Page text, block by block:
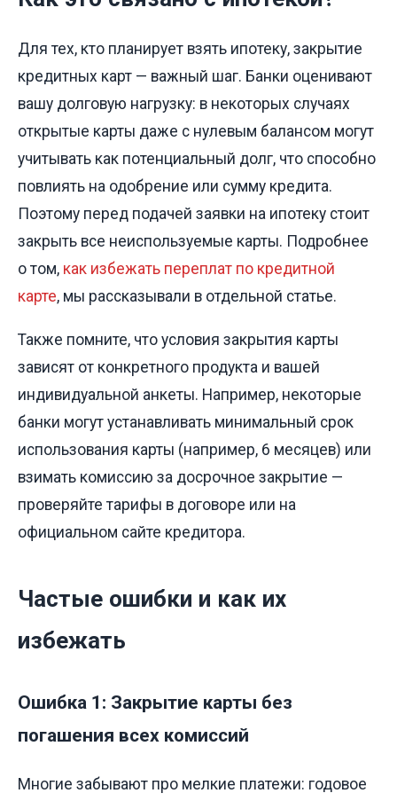
Для тех, кто планирует взять ипотеку, закрытие
кредитных карт — важный шаг. Банки оценивают
вашу долговую нагрузку: в некоторых случаях
открытые карты даже с нулевым балансом могут
учитывать как потенциальный долг, что способно
повлиять на одобрение или сумму кредита.
Поэтому перед подачей заявки на ипотеку стоит
закрыть все неиспользуемые карты. Подробнее
о том, как избежать переплат по кредитной
карте, мы рассказывали в отдельной статье.
Также помните, что условия закрытия карты
зависят от конкретного продукта и вашей
индивидуальной анкеты. Например, некоторые
банки могут устанавливать минимальный срок
использования карты (например, 6 месяцев) или
взимать комиссию за досрочное закрытие —
проверяйте тарифы в договоре или на
официальном сайте кредитора.
Частые ошибки и как их
избежать
Ошибка 1: Закрытие карты без
погашения всех комиссий
Многие забывают про мелкие платежи: годовое